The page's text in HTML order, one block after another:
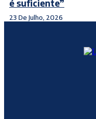
é suficiente”
23 De Julho, 2026